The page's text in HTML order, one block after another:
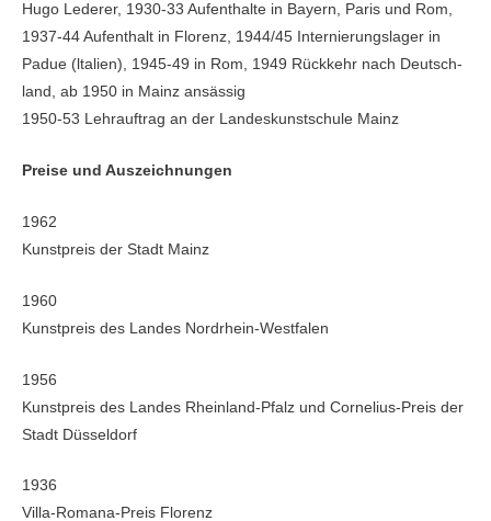
Hugo Lederer, 1930-33 Aufenthal­te in Bayern, Paris und Rom,
1937-44 Aufenthalt in Florenz, 1944/45 Internierungslager in
Padue (ltalien), 1945-49 in Rom, 1949 Rückkehr nach Deutsch­
land, ab 1950 in Mainz ansässig
1950-53 Lehrauftrag an der Landeskunstschule Mainz
Preise und Auszeichnungen
1962
Kunstpreis der Stadt Mainz
1960
Kunstpreis des Landes Nordrhein-Westfa­len
1956
Kunstpreis des Landes Rheinland-­Pfalz und Cornelius-Preis der
Stadt Düsseldorf
1936
Villa-Romana-­Preis Florenz